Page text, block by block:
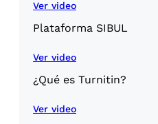
Ver video
Plataforma SIBUL
Ver video
¿Qué es Turnitin?
Ver video